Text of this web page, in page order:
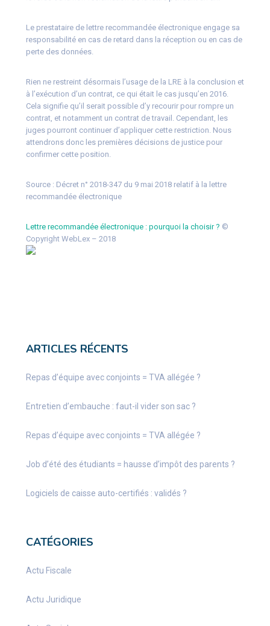
Le prestataire de lettre recommandée électronique engage sa
responsabilité en cas de retard dans la réception ou en cas de
perte des données.
Rien ne restreint désormais l’usage de la LRE à la conclusion et
à l’exécution d’un contrat, ce qui était le cas jusqu’en 2016.
Cela signifie qu’il serait possible d’y recourir pour rompre un
contrat, et notamment un contrat de travail. Cependant, les
juges pourront continuer d’appliquer cette restriction. Nous
attendrons donc les premières décisions de justice pour
confirmer cette position.
Source : Décret n° 2018-347 du 9 mai 2018 relatif à la lettre
recommandée électronique
Lettre recommandée électronique : pourquoi la choisir ? ©
Copyright WebLex – 2018
ARTICLES RÉCENTS
Repas d’équipe avec conjoints = TVA allégée ?
Entretien d’embauche : faut-il vider son sac ?
Repas d’équipe avec conjoints = TVA allégée ?
Job d’été des étudiants = hausse d’impôt des parents ?
Logiciels de caisse auto-certifiés : validés ?
CATÉGORIES
Actu Fiscale
Actu Juridique